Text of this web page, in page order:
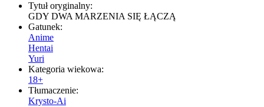
Tytuł oryginalny:
GDY DWA MARZENIA SIĘ ŁĄCZĄ
Gatunek:
Anime
Hentai
Yuri
Kategoria wiekowa:
18+
Tłumaczenie:
Krysto-Ai